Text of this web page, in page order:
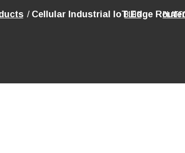
BLOG
Cellular Industrial IoT Edge Router